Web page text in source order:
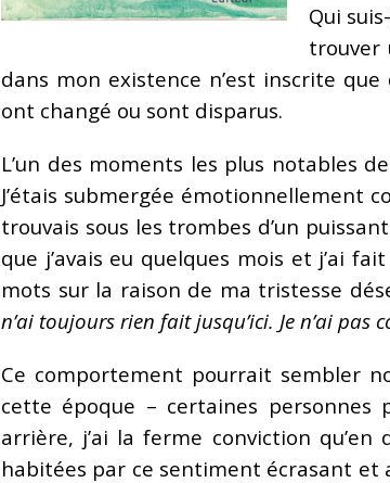
Qui
trouver
dans mon existence n’est inscrite
ont changé ou sont disparus.
L’un des moments les plus notables
J’étais submergée émotionnellement
trouvais sous les trombes d’un
que j’avais eu quelques mois et j’ai
mots sur la raison de ma tristesse
n’ai toujours rien fait jusqu’ici. Je n’ai pas
Ce comportement pourrait sembler
cette époque – certaines
arrière, j’ai la ferme conviction
habitées par ce sentiment écrasant et